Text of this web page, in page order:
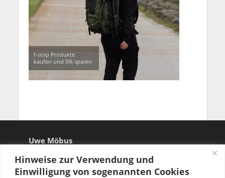
Hinweise zur Verwendung und
Einwilligung von sogenannten Cookies
f-stop Produkte
kaufen und 5% sparen
Uwe Möbus